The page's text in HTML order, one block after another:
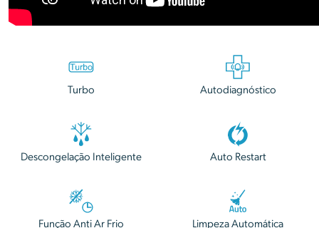
Turbo Autodiagnóstico
Descongelação Inteligente Auto Restart
Função Anti Ar Frio Limpeza Automática